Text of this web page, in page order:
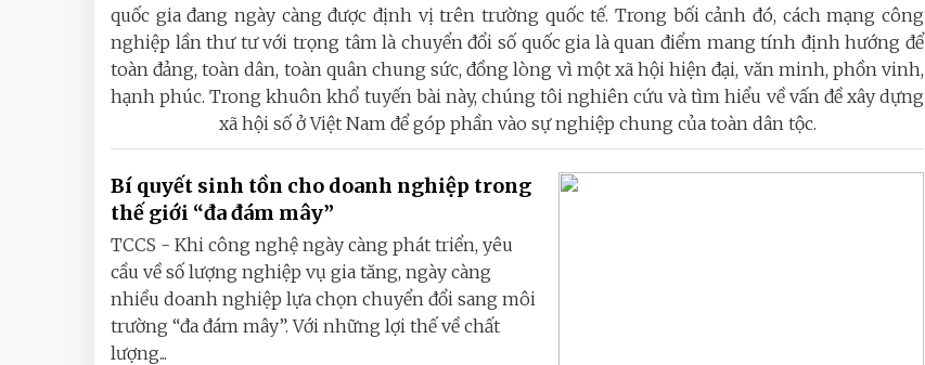
quốc gia đang ngày càng được định vị trên trường quốc tế. Trong bối cảnh đó, cách mạng công
nghiệp lần thư tư với trọng tâm là chuyển đổi số quốc gia là quan điểm mang tính định hướng để
toàn đảng, toàn dân, toàn quân chung sức, đồng lòng vì một xã hội hiện đại, văn minh, phồn vinh,
hạnh phúc. Trong khuôn khổ tuyến bài này, chúng tôi nghiên cứu và tìm hiểu về vấn đề xây dựng
xã hội số ở Việt Nam để góp phần vào sự nghiệp chung của toàn dân tộc.
Bí quyết sinh tồn cho doanh nghiệp trong
thế giới “đa đám mây”
TCCS - Khi công nghệ ngày càng phát triển, yêu
cầu về số lượng nghiệp vụ gia tăng, ngày càng
nhiều doanh nghiệp lựa chọn chuyển đổi sang môi
trường “đa đám mây”. Với những lợi thế về chất
lượng...